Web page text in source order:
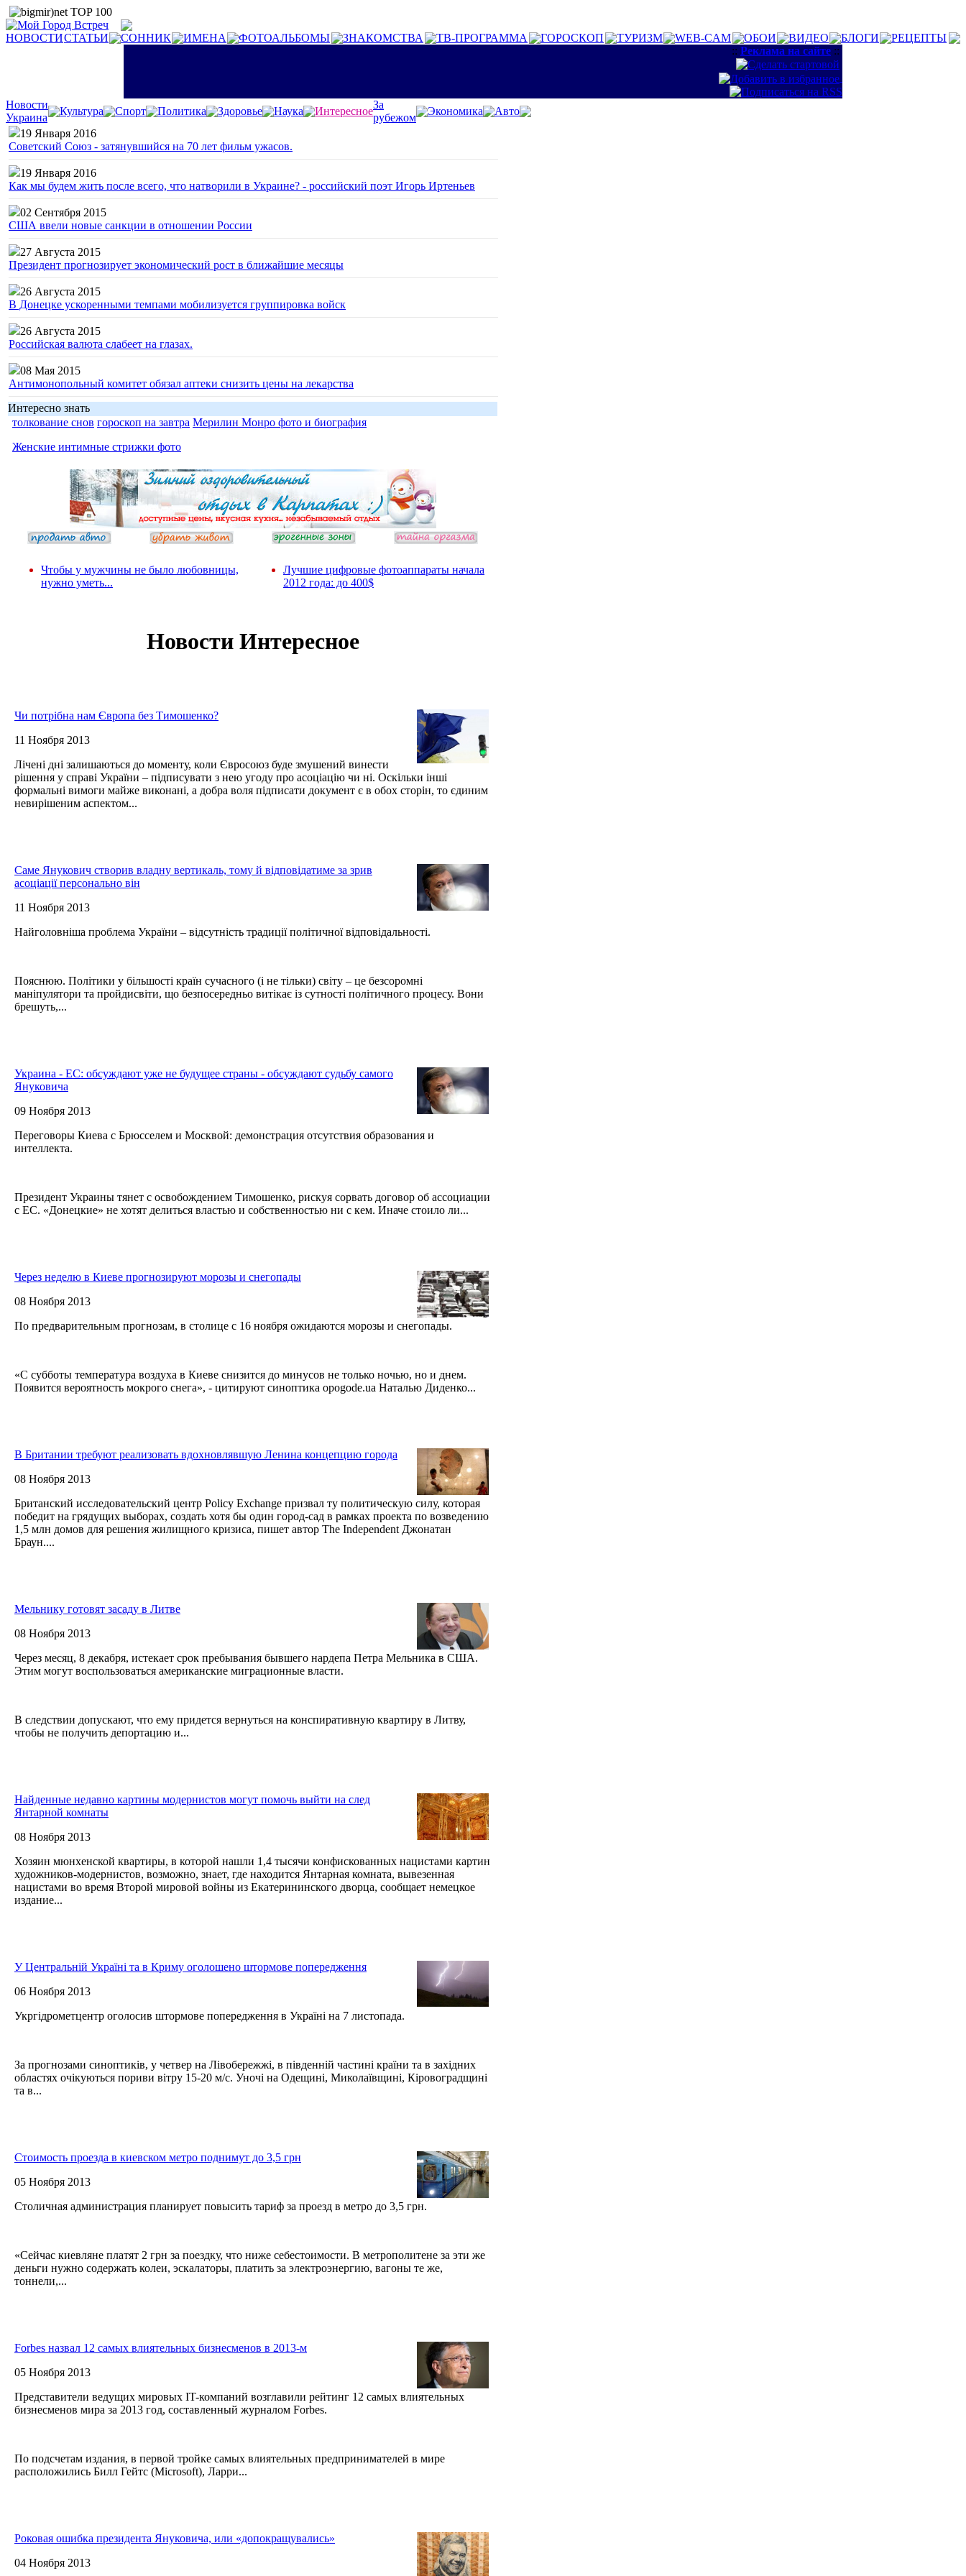
НОВОСТИСТАТЬИ СОННИК ИМЕНА ФОТОАЛЬБОМЫ ЗНАКОМСТВА ТВ-ПРОГРАММА ГОРОСКОП ТУРИЗМ WEB-CAM ОБОИ ВИДЕО БЛОГИ
РЕЦЕПТЫ
:: Реклама на сайте ::
Новости
Украина
Культура Спорт Политика Здоровье Наука Интересное
За
рубежом
Экономика
Авто
19 Января 2016
Советский Союз - затянувшийся на 70 лет фильм ужасов.
19 Января 2016
Как мы будем жить после всего, что натворили в Украине? - российский поэт Игорь Иртеньев
02 Сентября 2015
США ввели новые санкции в отношении России
27 Августа 2015
Президент прогнозирует экономический рост в ближайшие месяцы
26 Августа 2015
В Донецке ускоренными темпами мобилизуется группировка войск
26 Августа 2015
Российская валюта слабеет на глазах.
08 Мая 2015
Антимонопольный комитет обязал аптеки снизить цены на лекарства
Интересно знать
толкование снов гороскоп на завтра Мерилин Монро фото и биография
Женские интимные стрижки фото
Чтобы у мужчины не было любовницы,
нужно уметь...
Лучшие цифровые фотоаппараты начала
2012 года: до 400$
Новости Интересное
Чи потрібна нам Європа без Тимошенко?
11 Ноября 2013
Лічені дні залишаються до моменту, коли Євросоюз буде змушений винести
рішення у справі України – підписувати з нею угоду про асоціацію чи ні. Оскільки інші
формальні вимоги майже виконані, а добра воля підписати документ є в обох сторін, то єдиним
невирішеним аспектом...
Саме Янукович створив владну вертикаль, тому й відповідатиме за зрив
асоціації персонально він
11 Ноября 2013
Найголовніша проблема України – відсутність традиції політичної відповідальності.
Пояснюю. Політики у більшості країн сучасного (і не тільки) світу – це безсоромні
маніпулятори та пройдисвіти, що безпосередньо витікає із сутності політичного процесу. Вони
брешуть,...
Украина - ЕС: обсуждают уже не будущее страны - обсуждают судьбу самого
Януковича
09 Ноября 2013
Переговоры Киева с Брюсселем и Москвой: демонстрация отсутствия образования и
интеллекта.
Президент Украины тянет с освобождением Тимошенко, рискуя сорвать договор об ассоциации
с ЕС. «Донецкие» не хотят делиться властью и собственностью ни с кем. Иначе стоило ли...
Через неделю в Киеве прогнозируют морозы и снегопады
08 Ноября 2013
По предварительным прогнозам, в столице с 16 ноября ожидаются морозы и снегопады.
«С субботы температура воздуха в Киеве снизится до минусов не только ночью, но и днем.
Появится вероятность мокрого снега», - цитируют синоптика opogode.ua Наталью Диденко...
В Британии требуют реализовать вдохновлявшую Ленина концепцию города
08 Ноября 2013
Британский исследовательский центр Policy Exchange призвал ту политическую силу, которая
победит на грядущих выборах, создать хотя бы один город-сад в рамках проекта по возведению
1,5 млн домов для решения жилищного кризиса, пишет автор The Independent Джонатан
Браун....
Мельнику готовят засаду в Литве
08 Ноября 2013
Через месяц, 8 декабря, истекает срок пребывания бывшего нардепа Петра Мельника в США.
Этим могут воспользоваться американские миграционные власти.
В следствии допускают, что ему придется вернуться на конспиративную квартиру в Литву,
чтобы не получить депортацию и...
Найденные недавно картины модернистов могут помочь выйти на след
Янтарной комнаты
08 Ноября 2013
Хозяин мюнхенской квартиры, в которой нашли 1,4 тысячи конфискованных нацистами картин
художников-модернистов, возможно, знает, где находится Янтарная комната, вывезенная
нацистами во время Второй мировой войны из Екатерининского дворца, сообщает немецкое
издание...
У Центральній Україні та в Криму оголошено штормове попередження
06 Ноября 2013
Укргідрометцентр оголосив штормове попередження в Україні на 7 листопада.
За прогнозами синоптиків, у четвер на Лівобережжі, в південній частині країни та в західних
областях очікуються пориви вітру 15-20 м/с. Уночі на Одещині, Миколаївщині, Кіровоградщині
та в...
Стоимость проезда в киевском метро поднимут до 3,5 грн
05 Ноября 2013
Столичная администрация планирует повысить тариф за проезд в метро до 3,5 грн.
«Сейчас киевляне платят 2 грн за поездку, что ниже себестоимости. В метрополитене за эти же
деньги нужно содержать колеи, эскалаторы, платить за электроэнергию, вагоны те же,
тоннели,...
Forbes назвал 12 самых влиятельных бизнесменов в 2013-м
05 Ноября 2013
Представители ведущих мировых IT-компаний возглавили рейтинг 12 самых влиятельных
бизнесменов мира за 2013 год, составленный журналом Forbes.
По подсчетам издания, в первой тройке самых влиятельных предпринимателей в мире
расположились Билл Гейтс (Microsoft), Ларри...
Роковая ошибка президента Януковича, или «допокращувались»
04 Ноября 2013